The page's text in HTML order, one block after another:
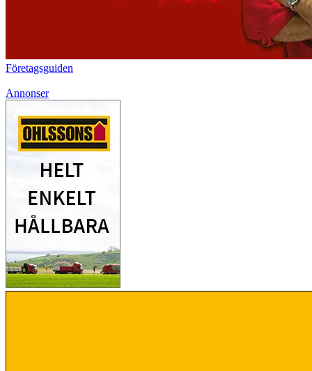
Företagsguiden
Annonser